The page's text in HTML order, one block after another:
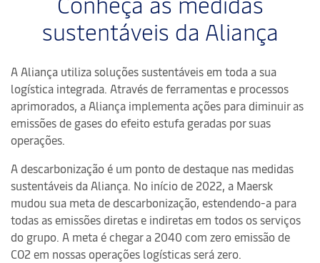
sustentáveis da Aliança
A Aliança utiliza soluções sustentáveis em toda a sua
logística integrada. Através de ferramentas e processos
aprimorados, a Aliança implementa ações para diminuir as
emissões de gases do efeito estufa geradas por suas
operações.
A descarbonização é um ponto de destaque nas medidas
sustentáveis da Aliança. No início de 2022, a Maersk
mudou sua meta de descarbonização, estendendo-a para
todas as emissões diretas e indiretas em todos os serviços
do grupo. A meta é chegar a 2040 com zero emissão de
CO2 em nossas operações logísticas será zero.